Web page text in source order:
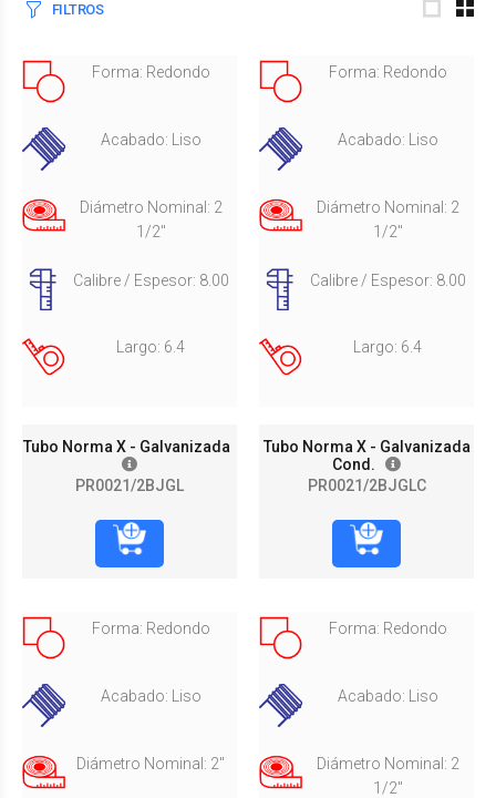
FILTROS
Forma: Redondo
Acabado: Liso
Diámetro Nominal: 2
1/2"
Calibre / Espesor: 8.00
Largo: 6.4
Tubo Norma X - Galvanizada
PR0021/2BJGL
Forma: Redondo
Acabado: Liso
Diámetro Nominal: 2
1/2"
Calibre / Espesor: 8.00
Largo: 6.4
Tubo Norma X - Galvanizada
Cond.
PR0021/2BJGLC
Forma: Redondo
Acabado: Liso
Diámetro Nominal: 2"
Forma: Redondo
Acabado: Liso
Diámetro Nominal: 2
1/2"